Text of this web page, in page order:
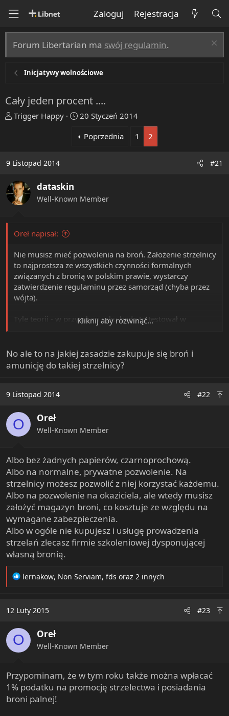
Zaloguj Rejestracja
Forum Libertarian ma swój regulamin.
Inicjatywy wolnościowe
Cały jeden procent ....
T
a
d
s
t
a
e
Trigger Happy
R
z
t
20 Styczeń 2014
Poprzednia
1 2
9 Listopad 2014 #21
dataskin
Well-Known Member
Oreł napisał:
Nie musisz mieć pozwolenia na broń. Założenie strzelnicy
to najprostsza ze wszystkich czynności formalnych
związanych z bronią w polskim prawie, wystarczy
zatwierdzenie regulaminu przez samorząd (chyba przez
wójta).
Tyle teorii - w przyszłym roku będę to testował w
Kliknij aby rozwinąć...
No ale to na jakiej zasadzie zakupuje się broń i
amunicję do takiej strzelnicy?
9 Listopad 2014 #22
O Oreł
Well-Known Member
Albo bez żadnych papierów, czarnoprochową.
Albo na normalne, prywatne pozwolenie. Na
strzelnicy możesz pozwolić z niej korzystać każdemu.
Albo na pozwolenie na okaziciela, ale wtedy musisz
założyć magazyn broni, co kosztuje ze względu na
wymagane zabezpieczenia.
Albo w ogóle nie kupujesz i usługę prowadzenia
strzelań zlecasz firmie szkoleniowej dysponującej
własną bronią.
R
t
o
n
s
lernakow, Non Serviam, fds oraz 2 innych
12 Luty 2015 #23
O Oreł
Well-Known Member
Przypominam, że w tym roku także można wpłacać
1% podatku na promocję strzelectwa i posiadania
broni palnej!